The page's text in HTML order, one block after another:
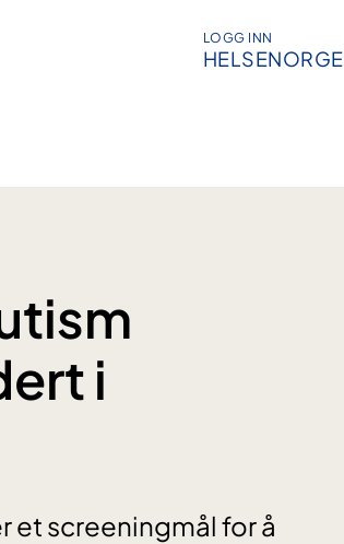
LOGG INN
HELSENORGE
i
et screeningmål for å